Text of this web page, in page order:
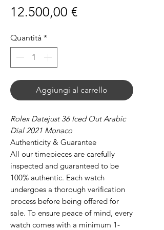
12.500,00 €Prezzo
Quantità *
Aggiungi al carrello
Rolex Datejust 36 Iced Out Arabic
Dial 2021 Monaco
Authenticity & Guarantee
All our timepieces are carefully
inspected and guaranteed to be
100% authentic. Each watch
undergoes a thorough verification
process before being offered for
sale. To ensure peace of mind, every
watch comes with a minimum 1-